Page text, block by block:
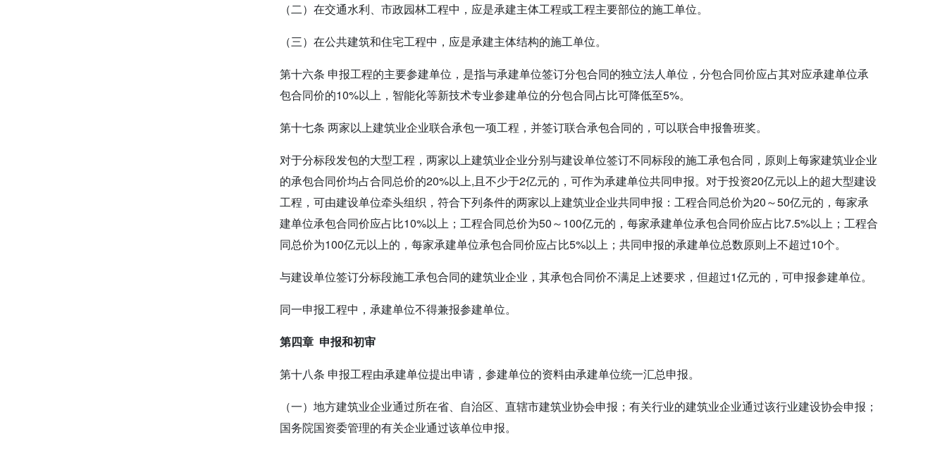
（二）在交通水利、市政园林工程中，应是承建主体工程或工程主要部位的施工单位。
（三）在公共建筑和住宅工程中，应是承建主体结构的施工单位。
第十六条 申报工程的主要参建单位，是指与承建单位签订分包合同的独立法人单位，分包合同价应占其对应承建单位承
包合同价的10%以上，智能化等新技术专业参建单位的分包合同占比可降低至5%。
第十七条 两家以上建筑业企业联合承包一项工程，并签订联合承包合同的，可以联合申报鲁班奖。
对于分标段发包的大型工程，两家以上建筑业企业分别与建设单位签订不同标段的施工承包合同，原则上每家建筑业企业
的承包合同价均占合同总价的20%以上,且不少于2亿元的，可作为承建单位共同申报。对于投资20亿元以上的超大型建设
工程，可由建设单位牵头组织，符合下列条件的两家以上建筑业企业共同申报：工程合同总价为20～50亿元的，每家承
建单位承包合同价应占比10%以上；工程合同总价为50～100亿元的，每家承建单位承包合同价应占比7.5%以上；工程合
同总价为100亿元以上的，每家承建单位承包合同价应占比5%以上；共同申报的承建单位总数原则上不超过10个。
与建设单位签订分标段施工承包合同的建筑业企业，其承包合同价不满足上述要求，但超过1亿元的，可申报参建单位。
同一申报工程中，承建单位不得兼报参建单位。
第四章 申报和初审
第十八条 申报工程由承建单位提出申请，参建单位的资料由承建单位统一汇总申报。
（一）地方建筑业企业通过所在省、自治区、直辖市建筑业协会申报；有关行业的建筑业企业通过该行业建设协会申报；
国务院国资委管理的有关企业通过该单位申报。